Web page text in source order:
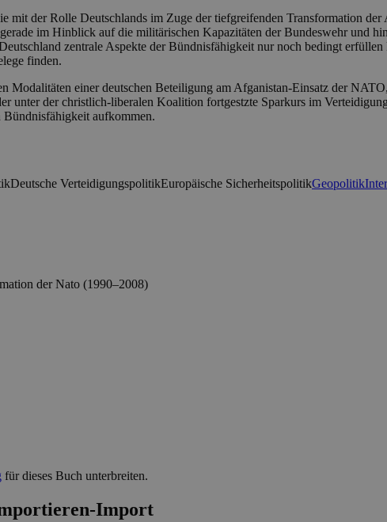
mit der Rolle Deutschlands im Zuge der tiefgreifenden Transformation
im Hinblick auf die militärischen Kapazitäten der Bundeswehr und
zentrale Aspekte der Bündnisfähigkeit nur noch bedingt
finden.
Modalitäten einer deutschen Beteiligung am Afganistan-Einsatz der
unter der christlich-liberalen Koalition fortgestzte Sparkurs im
Bündnisfähigkeit aufkommen.
Deutsche VerteidigungspolitikEuropäische SicherheitspolitikGeopolitik
der Nato (1990–2008)
für dieses Buch unterbreiten.
-Import